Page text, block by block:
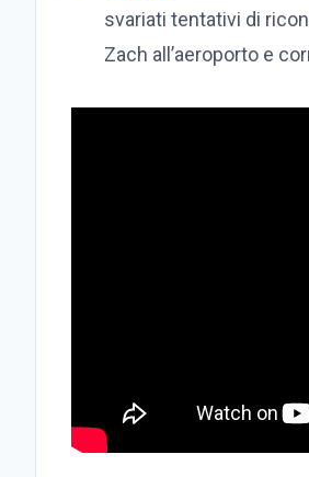
svariati tentativi di
Zach all’aeroporto e